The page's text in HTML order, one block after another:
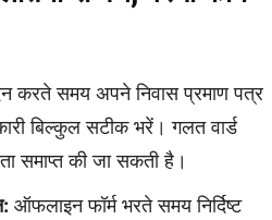
करते समय अपने निवास प्रमाण पत्र
बिल्कुल सटीक भरें। गलत वार्ड
समाप्त की जा सकती है।
ऑफलाइन फॉर्म भरते समय निर्दिष्ट